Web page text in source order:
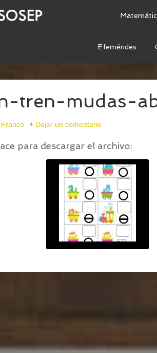
Efemérides
MÉTODO ABN. SERIES EN TREN
tren-mudas-
Dejar un comentario
para descargar el archivo: